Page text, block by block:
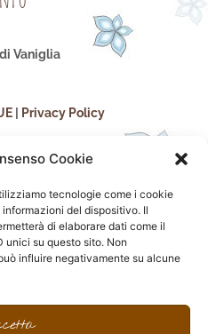
Cookie
tecnologie come i cookie
del dispositivo. Il
di elaborare dati come il
unici su questo sito. Non
influire negativamente su alcune
Vaniglia
Privacy Policy
sui social
P
i
F